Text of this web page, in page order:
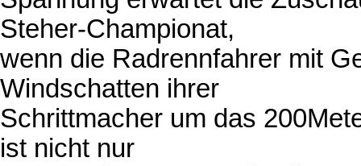
Steher-Championat,
wenn die Radrennfahrer mit
Windschatten ihrer
Schrittmacher um das
ist nicht nur